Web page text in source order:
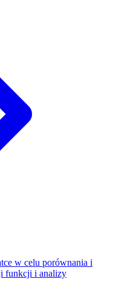
w celu porównania i
funkcji i analizy